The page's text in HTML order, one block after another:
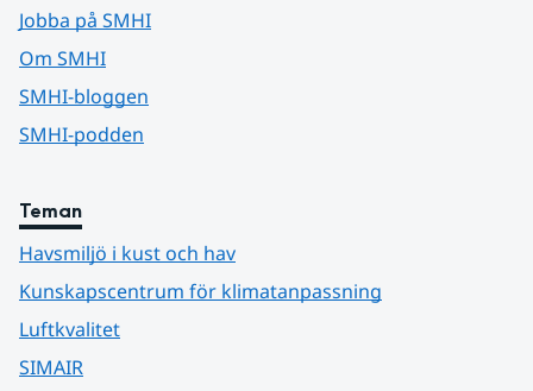
Jobba på SMHI
Om SMHI
SMHI-bloggen
SMHI-podden
Teman
Havsmiljö i kust och hav
Kunskapscentrum för klimatanpassning
Luftkvalitet
SIMAIR